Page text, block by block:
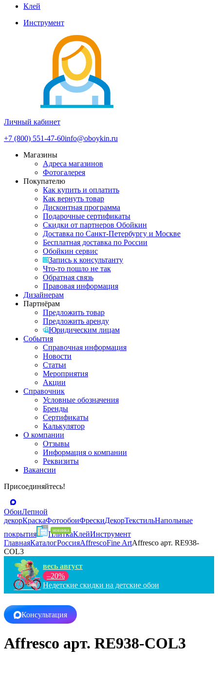
Клей
Инструмент
Личный кабинет
+7 (800) 551-47-60info@oboykin.ru
Магазины
Адреса магазинов
Фотогалерея
Покупателю
Как купить и оплатить
Как вернуть товар
Дисконтная программа
Подарочные сертификаты
Скидки от партнеров Обойкин
Доставка по Санкт-Петербургу и Москве
Бесплатная доставка по России
Обойкин сервис
Запись к консультанту
Что-то пошло не так
Обратная связь
Правовая информация
Дизайнерам
Партнёрам
Предложить товар
Предложить аренду
Юридическим лицам
События
Справочная информация
Новости
Статьи
Мероприятия
Акции
Справочник
Условные обозначения
Бренды
Сертификаты
Калькулятор
О компании
Отзывы
Информация о компании
Реквизиты
Вакансии
Присоединяйтесь!
ОбоиЛепной
декорКраскаФотообоиФрескиДекорТекстильНапольные
покрытия
ПлиткаКлейИнструмент
ГлавнаяКаталогРоссияAffrescoFine ArtAffresco арт. RE938-
COL3
весь август
–20%
Недетские скидки на детские обои
Консультация
Affresco арт. RE938-COL3